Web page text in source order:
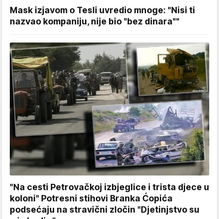
Mask izjavom o Tesli uvredio mnoge: "Nisi ti
nazvao kompaniju, nije bio "bez dinara""
"Na cesti Petrovačkoj izbjeglice i trista djece u
koloni" Potresni stihovi Branka Ćopića
podsećaju na stravični zločin "Djetinjstvo su